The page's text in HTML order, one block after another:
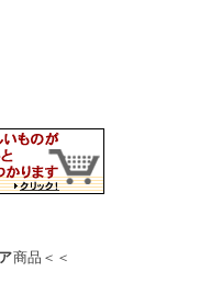
商品＜＜